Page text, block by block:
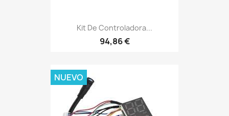
Kit De Controladora...
94,86 €
NUEVO